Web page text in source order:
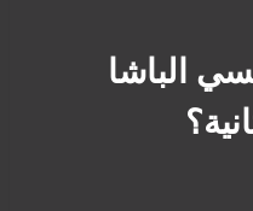
الباشا